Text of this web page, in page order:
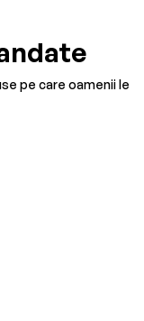
pe care oamenii le